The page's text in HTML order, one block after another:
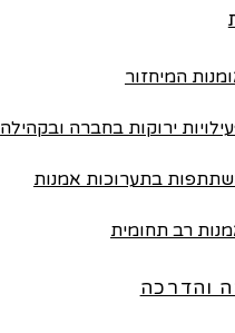
המיחזור
ירוקות בחברה ובקהילה
בתערוכות אמנות
רב תחומית
והדרכה